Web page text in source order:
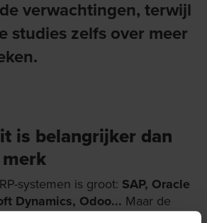
verwachtingen, terwijl
studies zelfs over meer
is belangrijker dan
systemen is groot: SAP, Oracle
Dynamics, Odoo... Maar de
voor je bedrijf is meer dan